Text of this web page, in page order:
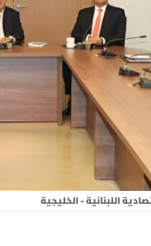
اللبنانية - الخليجية